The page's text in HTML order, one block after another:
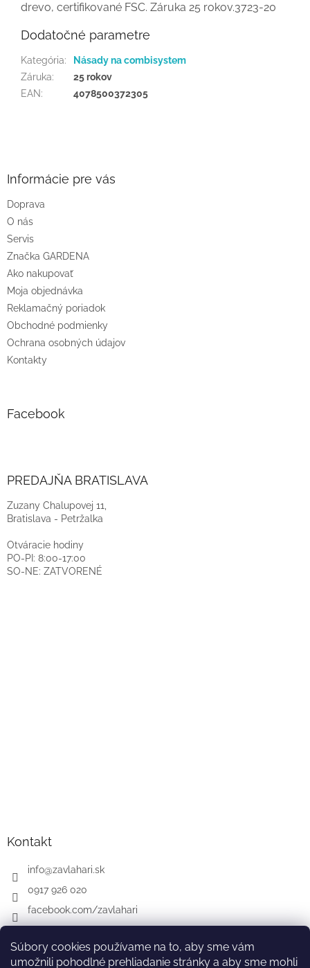
Súbory cookies používame na to, aby sme vám
umožnili pohodlné prehliadanie stránky a aby sme mohli
drevo, certifikované FSC. Záruka 25 rokov.3723-20
Dodatočné parametre
Kategória:
Násady na combisystem
Záruka:
25 rokov
EAN: 4078500372305
e
Informácie pre vás
Doprava
O nás
Servis
Značka GARDENA
Ako nakupovať
Moja objednávka
Reklamačný poriadok
Obchodné podmienky
Ochrana osobných údajov
Kontakty
Facebook
PREDAJŇA BRATISLAVA
Zuzany Chalupovej 11,
Bratislava - Petržalka
Otváracie hodiny
PO-PI: 8:00-17:00
SO-NE: ZATVORENÉ
Kontakt
info@zavlahari.sk
0917 926 020
facebook.com/zavlahari
GARDENA McCULLOCH CZ AT DE